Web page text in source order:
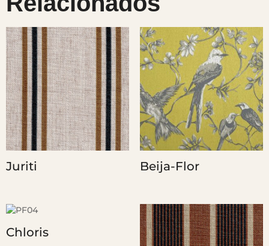
Juriti Beija-Flor
Chloris